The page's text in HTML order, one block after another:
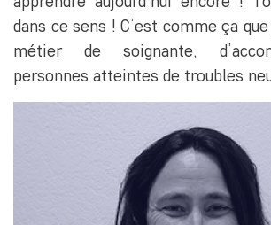
dans ce sens ! C’est comme ça
métier de soignante,
personnes atteintes de troubles